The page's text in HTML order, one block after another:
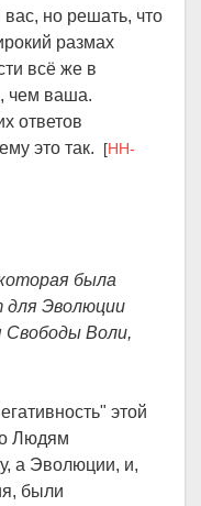
вас, но решать, что
размах
всё же в
чем ваша.
ответов
это так. [HH-
была
для Эволюции
Свободы Воли,
этой
Людям
а Эволюции, и,
были